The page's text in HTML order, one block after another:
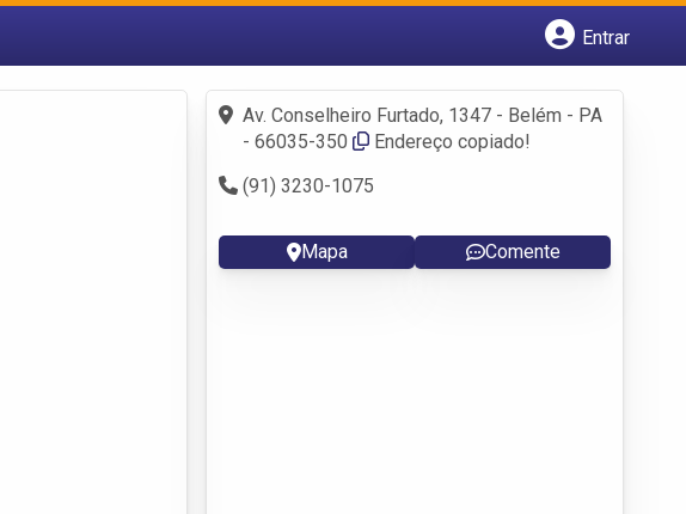
Entrar
Fazer login
Criar conta
Av. Conselheiro Furtado, 1347 - Belém - PA
- 66035-350
Endereço copiado!
(91) 3230-1075
Mapa Comente